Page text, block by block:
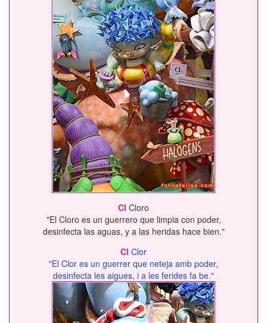
Cl Cloro
"El Cloro es un guerrero que limpia con poder,
desinfecta las aguas, y a las heridas hace bien."
Cl Clor
"El Clor es un guerrer que neteja amb poder,
desinfecta les aigues, i a les ferides fa be."